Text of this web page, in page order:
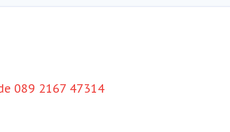
089 2167 47314